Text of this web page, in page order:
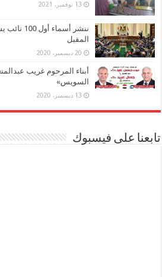
13 نوفمبر، 2021
ننشر أسماء
المقبل
20 ديسمبر، 2020
أبناء المرحوم غريب
السويس»
13 ديسمبر، 2020
تابعنا على فيسبوك